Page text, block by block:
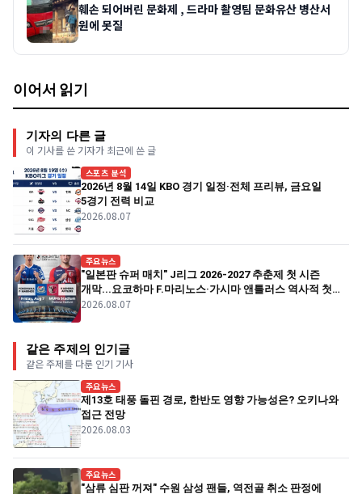
훼손 되어버린 문화제 , 드라마 촬영팀 문화유산 병산서
원에 못질
이어서 읽기
기자의 다른 글
이 기사를 쓴 기자가 최근에 쓴 글
스포츠 분석
2026년 8월 14일 KBO 경기 일정·전체 프리뷰, 금요일
5경기 전력 비교
2026.08.07
주요뉴스
"일본판 슈퍼 매치" J리그 2026-2027 추춘제 첫 시즌
개막...요코하마 F.마리노스·가시마 앤틀러스 역사적 첫
경기
2026.08.07
같은 주제의 인기글
같은 주제를 다룬 인기 기사
주요뉴스
제13호 태풍 돌핀 경로, 한반도 영향 가능성은? 오키나와
접근 전망
2026.08.03
주요뉴스
"삼류 심판 꺼져" 수원 삼성 팬들, 역전골 취소 판정에